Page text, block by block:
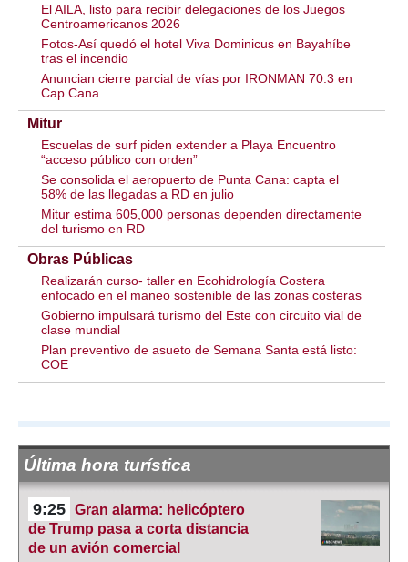
El AILA, listo para recibir delegaciones de los Juegos
Centroamericanos 2026
Fotos-Así quedó el hotel Viva Dominicus en Bayahíbe
tras el incendio
Anuncian cierre parcial de vías por IRONMAN 70.3 en
Cap Cana
Mitur
Escuelas de surf piden extender a Playa Encuentro
“acceso público con orden”
Se consolida el aeropuerto de Punta Cana: capta el
58% de las llegadas a RD en julio
Mitur estima 605,000 personas dependen directamente
del turismo en RD
Obras Públicas
Realizarán curso- taller en Ecohidrología Costera
enfocado en el maneo sostenible de las zonas costeras
Gobierno impulsará turismo del Este con circuito vial de
clase mundial
Plan preventivo de asueto de Semana Santa está listo:
COE
Última hora turística
9:25 Gran alarma: helicóptero
de Trump pasa a corta distancia
de un avión comercial